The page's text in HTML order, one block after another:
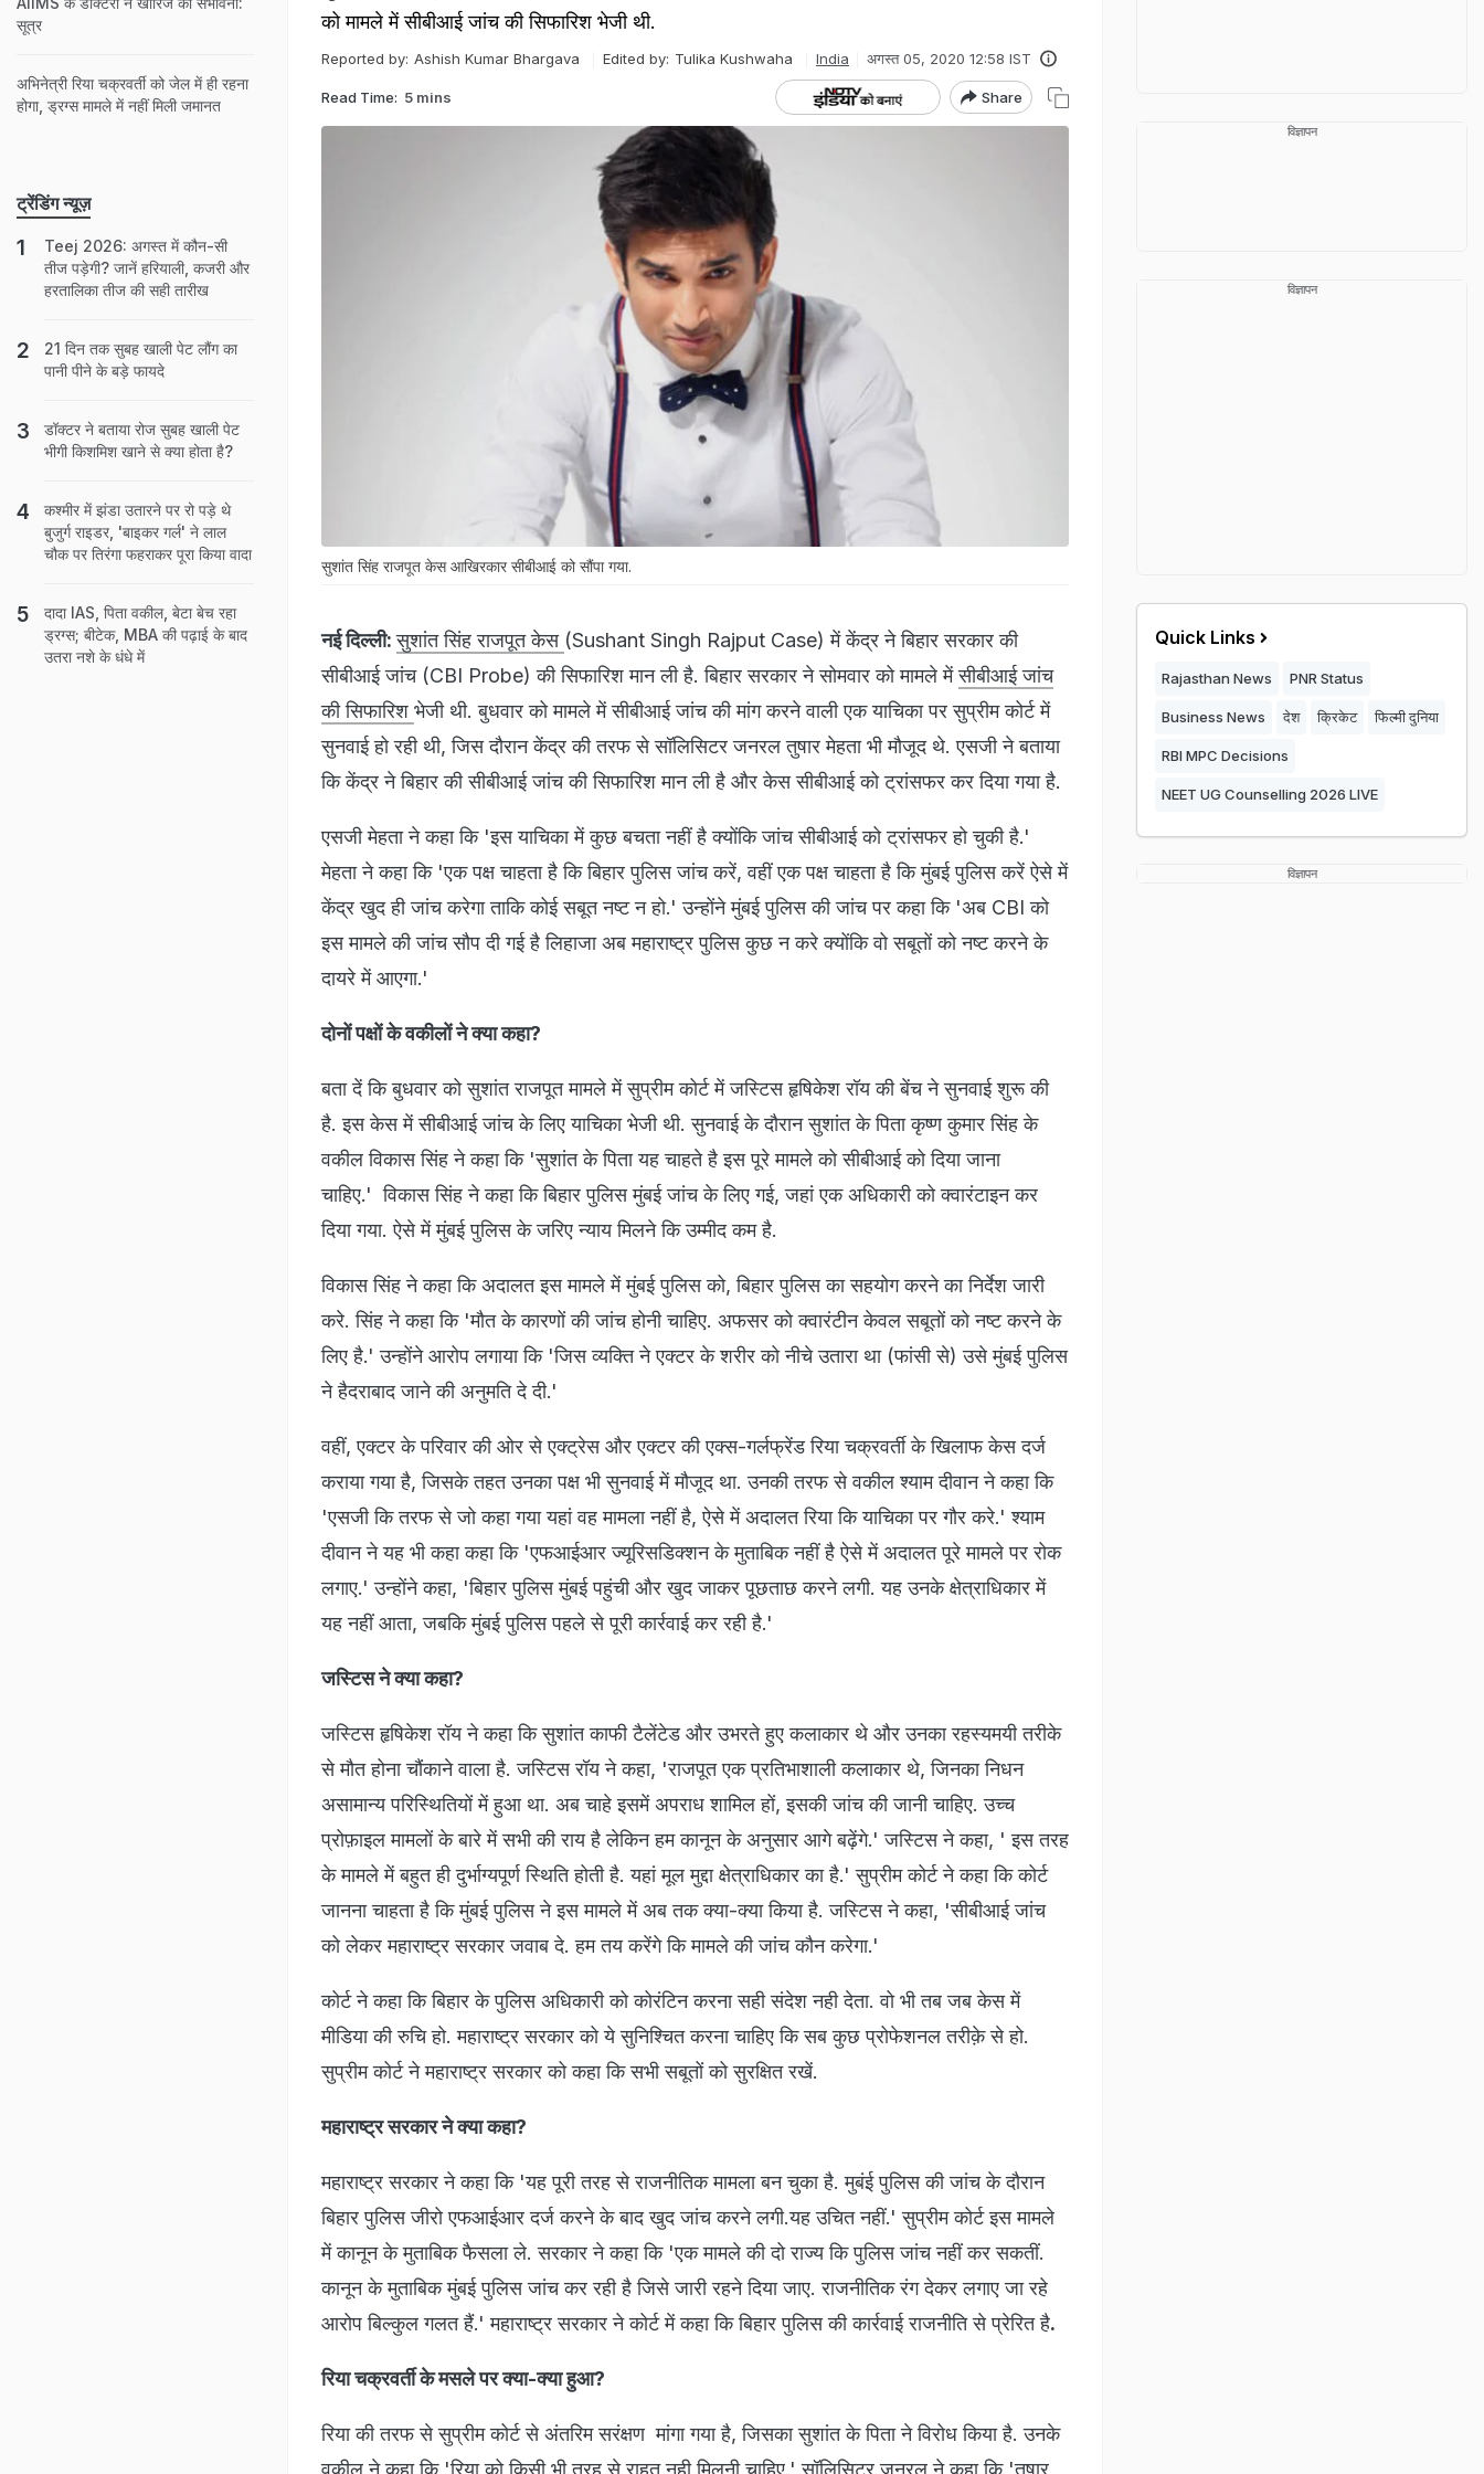
को मामले में सीबीआई जांच की सिफारिश भेजी थी.
Reported by: Ashish Kumar Bhargava Edited by: Tulika Kushwaha India अगस्त 05, 2020 12:58 IST
Read Time: 5 mins Share
सुशांत सिंह राजपूत केस आखिरकार सीबीआई को सौंपा गया.
नई दिल्ली: सुशांत सिंह राजपूत केस (Sushant Singh Rajput Case) में केंद्र ने बिहार सरकार की
सीबीआई जांच (CBI Probe) की सिफारिश मान ली है. बिहार सरकार ने सोमवार को मामले मेंसीबीआई जांच
की सिफारिश भेजी थी. बुधवार को मामले में सीबीआई जांच की मांग करने वाली एक याचिका पर सुप्रीम कोर्ट में
सुनवाई हो रही थी, जिस दौरान केंद्र की तरफ से सॉलिसिटर जनरल तुषार मेहता भी मौजूद थे. एसजी ने बताया
कि केंद्र ने बिहार की सीबीआई जांच की सिफारिश मान ली है और केस सीबीआई को ट्रांसफर कर दिया गया है.
एसजी मेहता ने कहा कि 'इस याचिका में कुछ बचता नहीं है क्योंकि जांच सीबीआई को ट्रांसफर हो चुकी है.'
मेहता ने कहा कि 'एक पक्ष चाहता है कि बिहार पुलिस जांच करें, वहीं एक पक्ष चाहता है कि मुंबई पुलिस करें ऐसे में
केंद्र खुद ही जांच करेगा ताकि कोई सबूत नष्ट न हो.' उन्होंने मुंबई पुलिस की जांच पर कहा कि 'अब CBI को
इस मामले की जांच सौप दी गई है लिहाजा अब महाराष्ट्र पुलिस कुछ न करे क्योंकि वो सबूतों को नष्ट करने के
दायरे में आएगा.'
दोनों पक्षों के वकीलों ने क्या कहा?
बता दें कि बुधवार को सुशांत राजपूत मामले में सुप्रीम कोर्ट में जस्टिस हृषिकेश रॉय की बेंच ने सुनवाई शुरू की
है. इस केस में सीबीआई जांच के लिए याचिका भेजी थी. सुनवाई के दौरान सुशांत के पिता कृष्ण कुमार सिंह के
वकील विकास सिंह ने कहा कि 'सुशांत के पिता यह चाहते है इस पूरे मामले को सीबीआई को दिया जाना
चाहिए.' विकास सिंह ने कहा कि बिहार पुलिस मुंबई जांच के लिए गई, जहां एक अधिकारी को क्वारंटाइन कर
दिया गया. ऐसे में मुंबई पुलिस के जरिए न्याय मिलने कि उम्मीद कम है.
विकास सिंह ने कहा कि अदालत इस मामले में मुंबई पुलिस को, बिहार पुलिस का सहयोग करने का निर्देश जारी
करे. सिंह ने कहा कि 'मौत के कारणों की जांच होनी चाहिए. अफसर को क्वारंटीन केवल सबूतों को नष्ट करने के
लिए है.' उन्होंने आरोप लगाया कि 'जिस व्यक्ति ने एक्टर के शरीर को नीचे उतारा था (फांसी से) उसे मुंबई पुलिस
ने हैदराबाद जाने की अनुमति दे दी.'
वहीं, एक्टर के परिवार की ओर से एक्ट्रेस और एक्टर की एक्स-गर्लफ्रेंड रिया चक्रवर्ती के खिलाफ केस दर्ज
कराया गया है, जिसके तहत उनका पक्ष भी सुनवाई में मौजूद था. उनकी तरफ से वकील श्याम दीवान ने कहा कि
'एसजी कि तरफ से जो कहा गया यहां वह मामला नहीं है, ऐसे में अदालत रिया कि याचिका पर गौर करे.' श्याम
दीवान ने यह भी कहा कहा कि 'एफआईआर ज्यूरिसडिक्शन के मुताबिक नहीं है ऐसे में अदालत पूरे मामले पर रोक
लगाए.' उन्होंने कहा, 'बिहार पुलिस मुंबई पहुंची और खुद जाकर पूछताछ करने लगी. यह उनके क्षेत्राधिकार में
यह नहीं आता, जबकि मुंबई पुलिस पहले से पूरी कार्रवाई कर रही है.'
जस्टिस ने क्या कहा?
जस्टिस हृषिकेश रॉय ने कहा कि सुशांत काफी टैलेंटेड और उभरते हुए कलाकार थे और उनका रहस्यमयी तरीके
से मौत होना चौंकाने वाला है. जस्टिस रॉय ने कहा, 'राजपूत एक प्रतिभाशाली कलाकार थे, जिनका निधन
असामान्य परिस्थितियों में हुआ था. अब चाहे इसमें अपराध शामिल हों, इसकी जांच की जानी चाहिए. उच्च
प्रोफ़ाइल मामलों के बारे में सभी की राय है लेकिन हम कानून के अनुसार आगे बढ़ेंगे.' जस्टिस ने कहा, ' इस तरह
के मामले में बहुत ही दुर्भाग्यपूर्ण स्थिति होती है. यहां मूल मुद्दा क्षेत्राधिकार का है.' सुप्रीम कोर्ट ने कहा कि कोर्ट
जानना चाहता है कि मुंबई पुलिस ने इस मामले में अब तक क्या-क्या किया है. जस्टिस ने कहा, 'सीबीआई जांच
को लेकर महाराष्ट्र सरकार जवाब दे. हम तय करेंगे कि मामले की जांच कौन करेगा.'
कोर्ट ने कहा कि बिहार के पुलिस अधिकारी को कोरंटिन करना सही संदेश नही देता. वो भी तब जब केस में
मीडिया की रुचि हो. महाराष्ट्र सरकार को ये सुनिश्चित करना चाहिए कि सब कुछ प्रोफेशनल तरीक़े से हो.
सुप्रीम कोर्ट ने महाराष्ट्र सरकार को कहा कि सभी सबूतों को सुरक्षित रखें.
महाराष्ट्र सरकार ने क्या कहा?
महाराष्ट्र सरकार ने कहा कि 'यह पूरी तरह से राजनीतिक मामला बन चुका है. मुबंई पुलिस की जांच के दौरान
बिहार पुलिस जीरो एफआईआर दर्ज करने के बाद खुद जांच करने लगी.यह उचित नहीं.' सुप्रीम कोर्ट इस मामले
में कानून के मुताबिक फैसला ले. सरकार ने कहा कि 'एक मामले की दो राज्य कि पुलिस जांच नहीं कर सकतीं.
कानून के मुताबिक मुंबई पुलिस जांच कर रही है जिसे जारी रहने दिया जाए. राजनीतिक रंग देकर लगाए जा रहे
आरोप बिल्कुल गलत हैं.' महाराष्ट्र सरकार ने कोर्ट में कहा कि बिहार पुलिस की कार्रवाई राजनीति से प्रेरित है.
रिया चक्रवर्ती के मसले पर क्या-क्या हुआ?
रिया की तरफ से सुप्रीम कोर्ट से अंतरिम सरंक्षण मांगा गया है, जिसका सुशांत के पिता ने विरोध किया है. उनके
वकील ने कहा कि 'रिया को किसी भी तरह से राहत नही मिलनी चाहिए.' सॉलिसिटर जनरल ने कहा कि 'तुषार
सूत्र
अभिनेत्री रिया चक्रवर्ती को जेल में ही रहना
होगा, ड्रग्स मामले में नहीं मिली जमानत
ट्रेंडिंग न्यूज़
Teej 2026: अगस्त में कौन-सी
तीज पड़ेगी? जानें हरियाली, कजरी और
हरतालिका तीज की सही तारीख
21 दिन तक सुबह खाली पेट लौंग का
पानी पीने के बड़े फायदे
डॉक्टर ने बताया रोज सुबह खाली पेट
भीगी किशमिश खाने से क्या होता है?
कश्मीर में झंडा उतारने पर रो पड़े थे
बुजुर्ग राइडर, 'बाइकर गर्ल' ने लाल
चौक पर तिरंगा फहराकर पूरा किया वादा
दादा IAS, पिता वकील, बेटा बेच रहा
ड्रग्स; बीटेक, MBA की पढ़ाई के बाद
उतरा नशे के धंधे में
विज्ञापन
विज्ञापन
Quick Links
Rajasthan News PNR Status
Business News देश क्रिकेट फिल्मी दुनिया
RBI MPC Decisions
NEET UG Counselling 2026 LIVE
विज्ञापन